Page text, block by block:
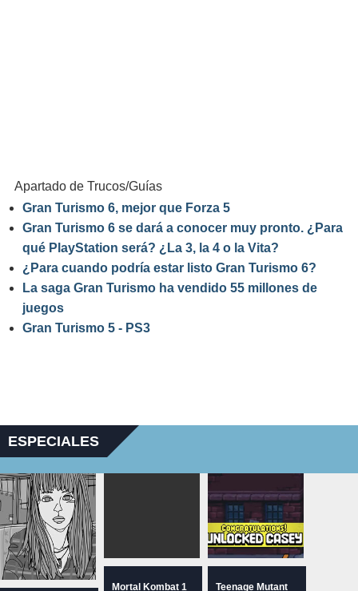
Apartado de Trucos/Guías
Gran Turismo 6, mejor que Forza 5
Gran Turismo 6 se dará a conocer muy pronto. ¿Para
qué PlayStation será? ¿La 3, la 4 o la Vita?
¿Para cuando podría estar listo Gran Turismo 6?
La saga Gran Turismo ha vendido 55 millones de
juegos
Gran Turismo 5 - PS3
ESPECIALES
Mortal Kombat 1 Teenage Mutant